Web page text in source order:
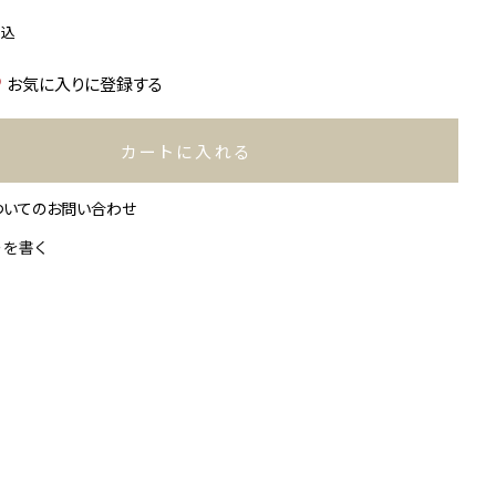
お気に入りに登録する
カートに入れる
てのお問い合わせ
書く